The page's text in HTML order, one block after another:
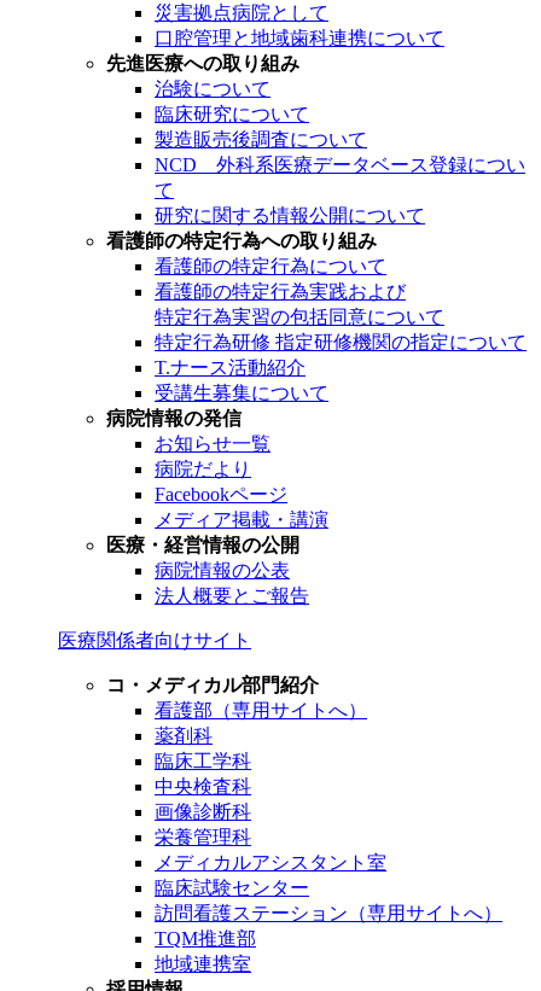
災害拠点病院として
口腔管理と地域歯科連携について
先進医療への取り組み
治験について
臨床研究について
製造販売後調査について
NCD 外科系医療データベース登録につい
て
研究に関する情報公開について
看護師の特定行為への取り組み
看護師の特定行為について
看護師の特定行為実践および
特定行為実習の包括同意について
特定行為研修 指定研修機関の指定について
T.ナース活動紹介
受講生募集について
病院情報の発信
お知らせ一覧
病院だより
Facebookページ
メディア掲載・講演
医療・経営情報の公開
病院情報の公表
法人概要とご報告
医療関係者向けサイト
コ・メディカル部門紹介
看護部（専用サイトへ）
薬剤科
臨床工学科
中央検査科
画像診断科
栄養管理科
メディカルアシスタント室
臨床試験センター
訪問看護ステーション（専用サイトへ）
TQM推進部
地域連携室